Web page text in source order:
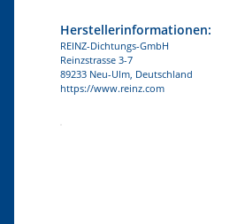
Herstellerinformationen:
REINZ-Dichtungs-GmbH
Reinzstrasse 3-7
89233 Neu-Ulm, Deutschland
https://www.reinz.com